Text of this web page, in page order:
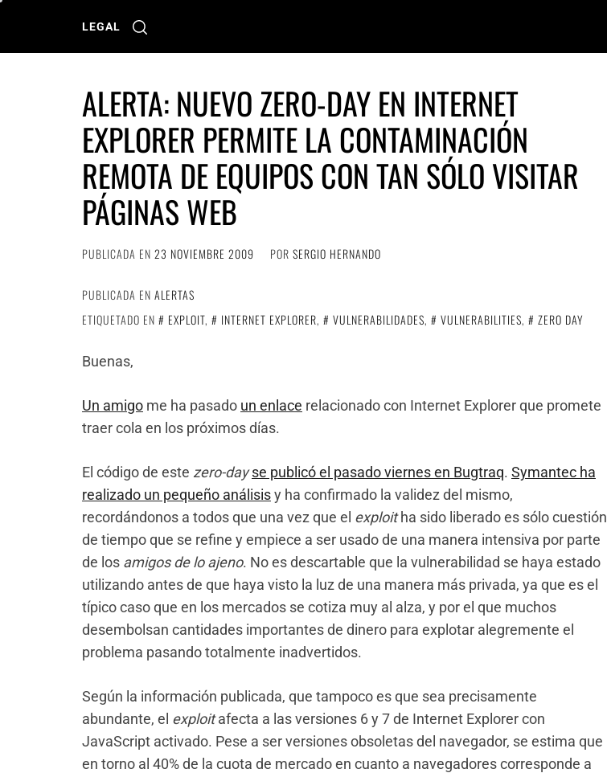
LEGAL
ALERTA: NUEVO ZERO-DAY EN INTERNET
EXPLORER PERMITE LA CONTAMINACIÓN
REMOTA DE EQUIPOS CON TAN SÓLO VISITAR
PÁGINAS WEB
PUBLICADA EN 23 NOVIEMBRE 2009 POR SERGIO HERNANDO
PUBLICADA EN ALERTAS
ETIQUETADO EN
EXPLOIT, INTERNET EXPLORER, VULNERABILIDADES, VULNERABILITIES, ZERO DAY
Buenas,
Un amigo me ha pasado un enlace relacionado con Internet Explorer que promete
traer cola en los próximos días.
El código de este zero-day se publicó el pasado viernes en Bugtraq. Symantec ha
realizado un pequeño análisisy ha confirmado la validez del mismo,
recordándonos a todos que una vez que el exploitha sido liberado es sólo cuestión
de tiempo que se refine y empiece a ser usado de una manera intensiva por parte
de los amigos de lo ajeno. No es descartable que la vulnerabilidad se haya estado
utilizando antes de que haya visto la luz de una manera más privada, ya que es el
típico caso que en los mercados se cotiza muy al alza, y por el que muchos
desembolsan cantidades importantes de dinero para explotar alegremente el
problema pasando totalmente inadvertidos.
Según la información publicada, que tampoco es que sea precisamente
abundante, el exploitafecta a las versiones 6 y 7 de Internet Explorer con
JavaScript activado. Pese a ser versiones obsoletas del navegador, se estima que
en torno al 40% de la cuota de mercado en cuanto a navegadores corresponde a